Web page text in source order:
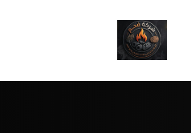
content